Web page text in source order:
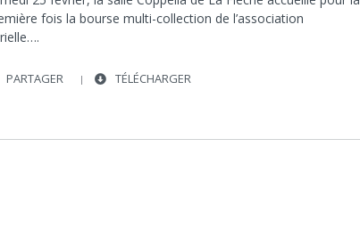
SOCIÉTÉ
VENTE
fois la bourse multi-collection de l’association
PARTAGER
TÉLÉCHARGER